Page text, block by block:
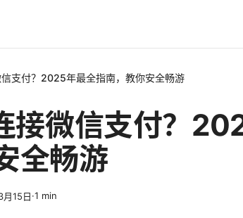
支付？2025年最全指南，教你安全畅游
接微信支付？
全畅游
15日·1 min